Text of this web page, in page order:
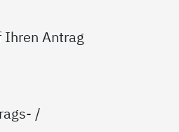
Ihren Antrag
/